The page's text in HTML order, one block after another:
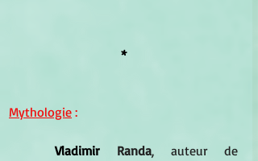
*
Mythologie :
Vladimir Randa, auteur de